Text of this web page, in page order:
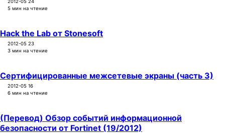
5 мин на чтение
Hack the Lab от Stonesoft
2012-05 23
3 мин на чтение
Сертифицированные межсетевые экраны (часть 3)
2012-05 16
6 мин на чтение
(Перевод) Обзор событий информационной
безопасности от Fortinet (19/2012)